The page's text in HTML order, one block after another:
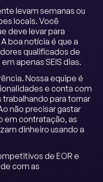
levam semanas ou
locais. Você
deve levar para
boa notícia é que a
qualificados de
apenas SEIS dias.
Nossa equipe é
e conta com
para tornar
não precisar gastar
em contratação, as
dinheiro usando a
de EOR e
com as